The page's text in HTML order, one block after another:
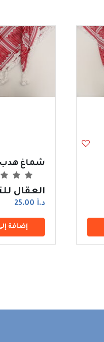
شماغ هدب
العقال
د.أ 25.00
إضافة